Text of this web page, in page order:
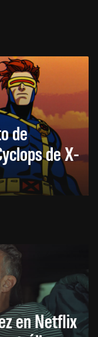
de
de X-
en Netflix